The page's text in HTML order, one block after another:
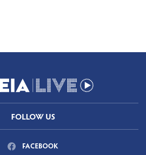
FOLLOW US
FACEBOOK